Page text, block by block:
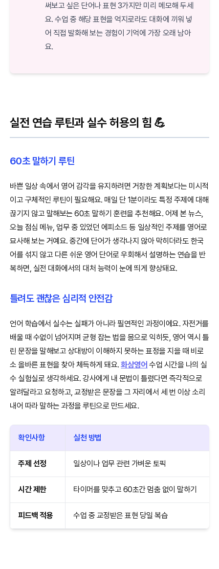
써보고 싶은 단어나 표현 3가지만 미리 메모해 두세
요. 수업 중 해당 표현을 억지로라도 대화에 끼워 넣
어 직접 발화해 보는 경험이 기억에 가장 오래 남아
요.
실전 연습 루틴과 실수 허용의 힘 💪
60초 말하기 루틴
바쁜 일상 속에서 영어 감각을 유지하려면 거창한 계획보다는 미시적
이고 구체적인 루틴이 필요해요. 매일 단 1분이라도 특정 주제에 대해
끊기지 않고 말해보는 60초 말하기 훈련을 추천해요. 어제 본 뉴스,
오늘 점심 메뉴, 업무 중 있었던 에피소드 등 일상적인 주제를 영어로
묘사해 보는 거예요. 중간에 단어가 생각나지 않아 막히더라도 한국
어를 섞지 않고 다른 쉬운 영어 단어로 우회해서 설명하는 연습을 반
복하면, 실전 대화에서의 대처 능력이 눈에 띄게 향상돼요.
틀려도 괜찮은 심리적 안전감
언어 학습에서 실수는 실패가 아니라 필연적인 과정이에요. 자전거를
배울 때 수없이 넘어지며 균형 잡는 법을 몸으로 익히듯, 영어 역시 틀
린 문장을 말해보고 상대방이 이해하지 못하는 표정을 지을 때 비로
소 올바른 표현을 찾아 체득하게 돼요.화상영어 수업 시간을 나의 실
수 실험실로 생각하세요. 강사에게 내 문법이 틀렸다면 즉각적으로
알려달라고 요청하고, 교정받은 문장을 그 자리에서 세 번 이상 소리
내어 따라 말하는 과정을 루틴으로 만드세요.
확인사항 실천 방법
주제 선정 일상이나 업무 관련 가벼운 토픽
시간 제한 타이머를 맞추고 60초간 멈춤 없이 말하기
피드백 적용 수업 중 교정받은 표현 당일 복습